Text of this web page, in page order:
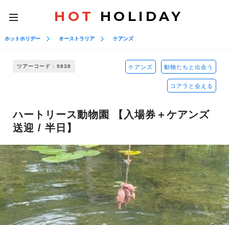
toggle
navigation
HOT HOLIDAY
ホットホリデー オーストラリア ケアンズ
ツアーコード : 9838 ケアンズ 動物たちと出会う
コアラと会える
ハートリース動物園 【入場券＋ケアンズ
送迎 / 半日】